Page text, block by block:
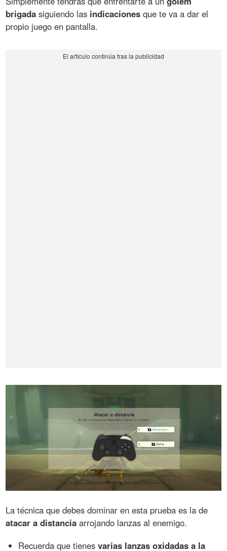
brigada siguiendo las indicaciones que te va a dar el
propio juego en pantalla.
La técnica que debes dominar en esta prueba es la de
atacar a distancia arrojando lanzas al enemigo.
Recuerda que tienesvarias lanzas oxidadas a la